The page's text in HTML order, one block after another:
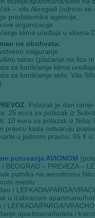
– vila Akrogiali (odnosi
predstavnika agencije,
organizacije
klima uređaja u vilama
ne obuhvata:
osiguranje
taksu (plaćanje na licu
za korišćenje klima
za korišćenje sefa: Vila
: Polazak je dan
25 eura za polazak iz
10 eura za polazak iz
pravcu kada ostvaruju
u jednom pravcu: 65 €
putovanja AVIONOM
/ BEOGRAD – PREVEZA –
putnika na aerodromu
mestu.
/ LEFKADA/PARGA/
u izabranom apartmanu/
/ LEFKADA/PARGA/
apartmana/hotela i